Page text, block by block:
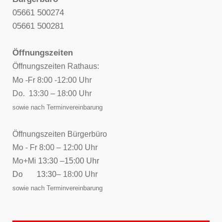
Spießbraten Essen - Schützenverien Malsfeld
Oktober 2026
Oktoberfest am Brunnenplatz in Mosheim
Sonntag, 11. Oktober
Wandertag VUN
Herbstfest VDK
November 2026
Samstag, 21. November
Samstag, 28. November
05661 500274
05661 500281
Öffnungszeiten
Öffnungszeiten Rathaus:
Mo -Fr 8:00 -12:00 Uhr
Do. 13:30 – 18:00 Uhr
sowie nach Terminvereinbarung
Öffnungszeiten Bürgerbüro
Mo - Fr 8:00 – 12:00 Uhr
Mo+Mi 13:30 –15:00 Uhr
Do 13:30– 18:00 Uhr
sowie nach Terminvereinbarung